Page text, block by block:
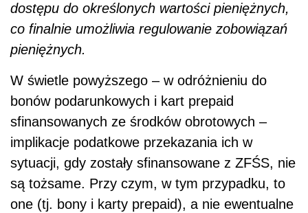
dostępu do określonych wartości pieniężnych,
co finalnie umożliwia regulowanie zobowiązań
pieniężnych.
W świetle powyższego – w odróżnieniu do
bonów podarunkowych i kart prepaid
sfinansowanych ze środków obrotowych –
implikacje podatkowe przekazania ich w
sytuacji, gdy zostały sfinansowane z ZFŚS, nie
są tożsame. Przy czym, w tym przypadku, to
one (tj. bony i karty prepaid), a nie ewentualne